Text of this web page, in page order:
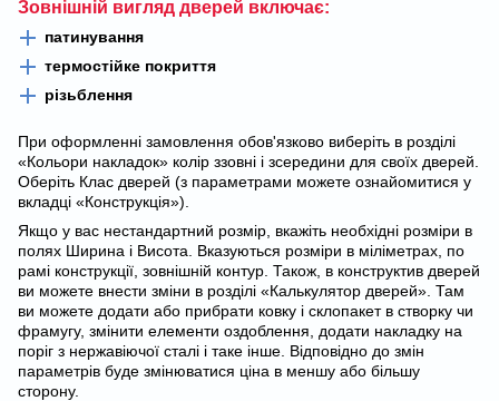
Зовнішній вигляд дверей включає:
патинування
термостійке покриття
різьблення
При оформленні замовлення обов'язково виберіть в розділі
«Кольори накладок» колір ззовні і зсередини для своїх дверей.
Оберіть Клас дверей (з параметрами можете ознайомитися у
вкладці «Конструкція»).
Якщо у вас нестандартний розмір, вкажіть необхідні розміри в
полях Ширина і Висота. Вказуються розміри в міліметрах, по
рамі конструкції, зовнішній контур. Також, в конструктив дверей
ви можете внести зміни в розділі «Калькулятор дверей». Там
ви можете додати або прибрати ковку і склопакет в створку чи
фрамугу, змінити елементи оздоблення, додати накладку на
поріг з нержавіючої сталі і таке інше. Відповідно до змін
параметрів буде змінюватися ціна в меншу або більшу
сторону.